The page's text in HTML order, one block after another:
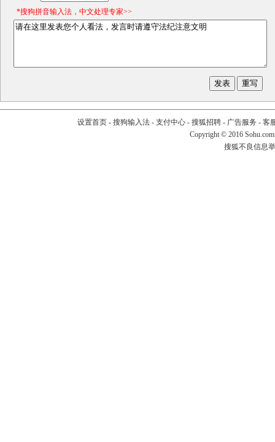
*搜狗拼音输入法，中文处理专家>>
设置首页- 搜狗输入法- 支付中心- 搜狐招聘- 广告服务 - 客
Copyright © 2016
搜狐不良信息